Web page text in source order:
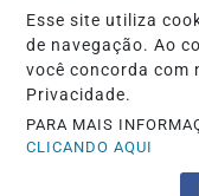
Esse site utiliza
de navegação. Ao
você concorda com
Privacidade.
PARA MAIS
CLICANDO AQUI